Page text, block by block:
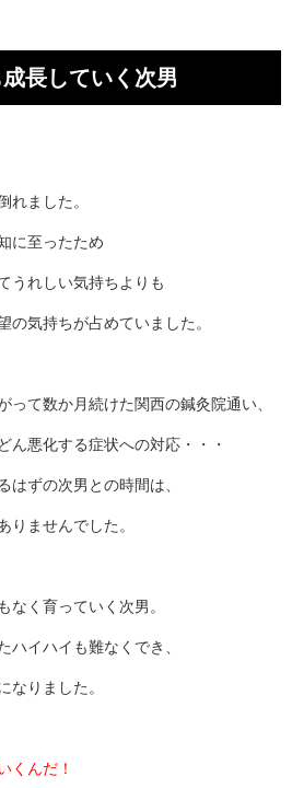
長していく次男
れました。
に至ったため
うれしい気持ちよりも
の気持ちが占めていました。
って数か月続けた関西の鍼灸院通い、
ん悪化する症状への対応・・・
はずの次男との時間は、
りませんでした。
なく育っていく次男。
ハイハイも難なくでき、
なりました。
くんだ！